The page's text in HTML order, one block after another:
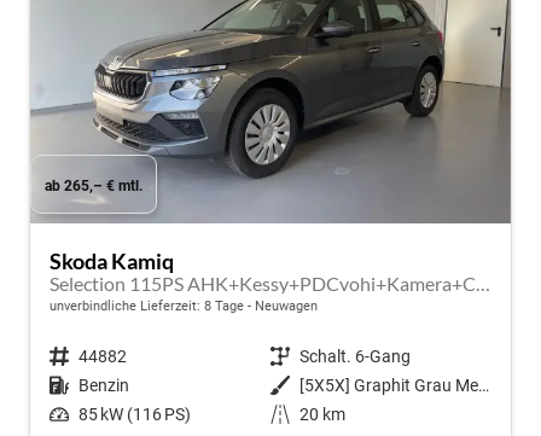
ab 265,– € mtl.
Skoda Kamiq
Selection 115PS AHK+Kessy+PDCvohi+Kamera+Climatronic+AppConnect+Sitzheizung
unverbindliche Lieferzeit: 8 Tage Neuwagen
Fahrzeugnr. 44882 Getriebe Schalt. 6-Gang
Kraftstoff Benzin Außenfarbe
[5X5X] Graphit Grau Metallic
Leistung 85 kW (116 PS) Kilometerstand 20 km